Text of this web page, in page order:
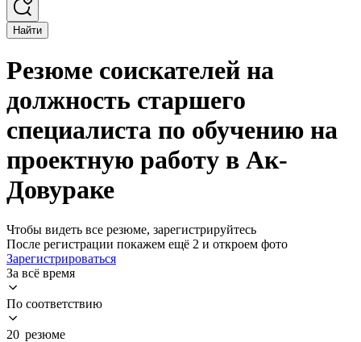
Найти
Резюме соискателей на
должность старшего
специалиста по обучению на
проектную работу в Ак-
Довураке
Чтобы видеть все резюме, зарегистрируйтесь
После регистрации покажем ещё 2 и откроем фото
Зарегистрироваться
За всё время
По соответствию
20 резюме